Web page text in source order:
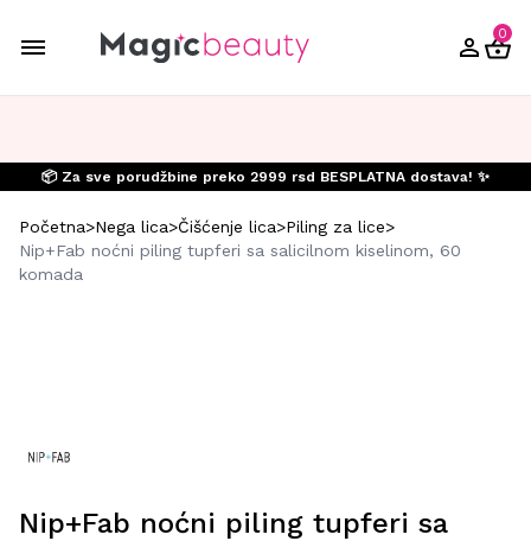
0
📦 Za sve porudžbine preko 2999 rsd BESPLATNA dostava! ✨
Početna>Nega lica>Čišćenje lica>Piling za lice>
Nip+Fab noćni piling tupferi sa salicilnom kiselinom, 60
komada
Nip+Fab noćni piling tupferi sa